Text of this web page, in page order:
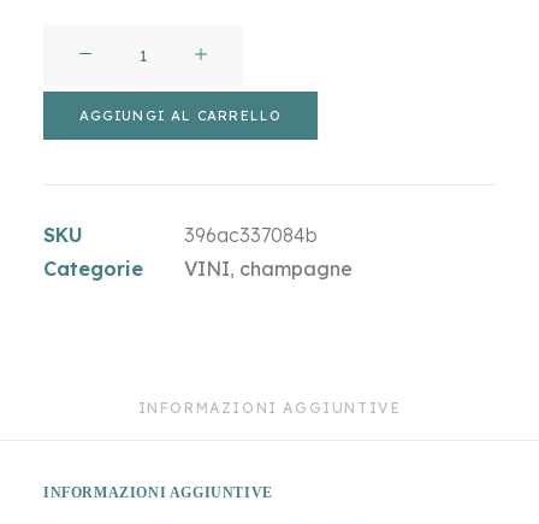
50%
PN
25%
AGGIUNGI AL CARRELLO
SKU
396ac337084b
Categorie
VINI, champagne
INFORMAZIONI AGGIUNTIVE
INFORMAZIONI AGGIUNTIVE